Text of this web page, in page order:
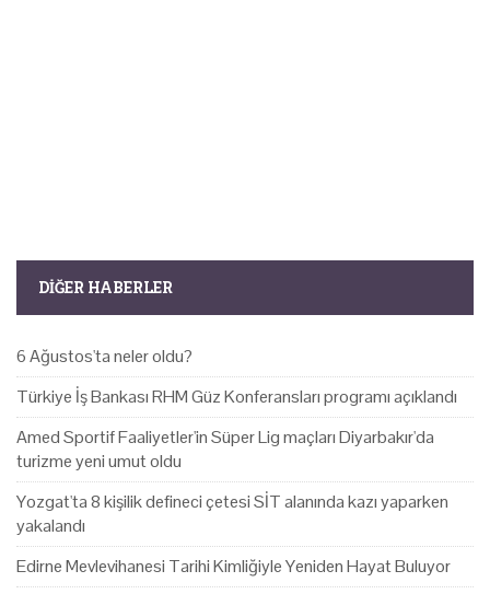
DIĞER HABERLER
6 Ağustos'ta neler oldu?
Türkiye İş Bankası RHM Güz Konferansları programı açıklandı
Amed Sportif Faaliyetler'in Süper Lig maçları Diyarbakır'da
turizme yeni umut oldu
Yozgat'ta 8 kişilik defineci çetesi SİT alanında kazı yaparken
yakalandı
Edirne Mevlevihanesi Tarihi Kimliğiyle Yeniden Hayat Buluyor